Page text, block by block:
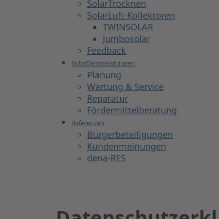
SolarTrocknen
SolarLuft-Kollektoren
TWINSOLAR
Jumbosolar
Feedback
SolarDienstleistungen
Planung
Wartung & Service
Reparatur
Fördermittelberatung
Referenzen
Bürgerbeteiligungen
Kundenmeinungen
dena-RES